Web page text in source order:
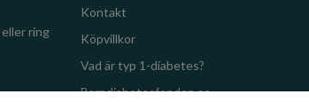
eller ring
Kontakt
Köpvillkor
Vad är typ 1-diabetes?
Barndiabetesfonden.se